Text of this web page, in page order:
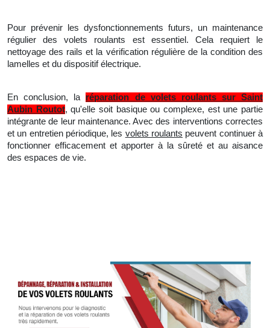
Pour prévenir les dysfonctionnements futurs, un maintenance
régulier des volets roulants est essentiel. Cela requiert
le
nettoyage des rails et la vérification régulière de la condition des
lamelles et du dispositif électrique.
En conclusion, la réparation de volets roulants sur Saint
Aubin Routot, qu'elle soit basique ou complexe, est une partie
intégrante de leur maintenance. Avec des interventions correctes
et un entretien périodique, les volets roulants peuvent continuer à
fonctionner efficacement et apporter à la sûreté et au aisance
des espaces de vie.